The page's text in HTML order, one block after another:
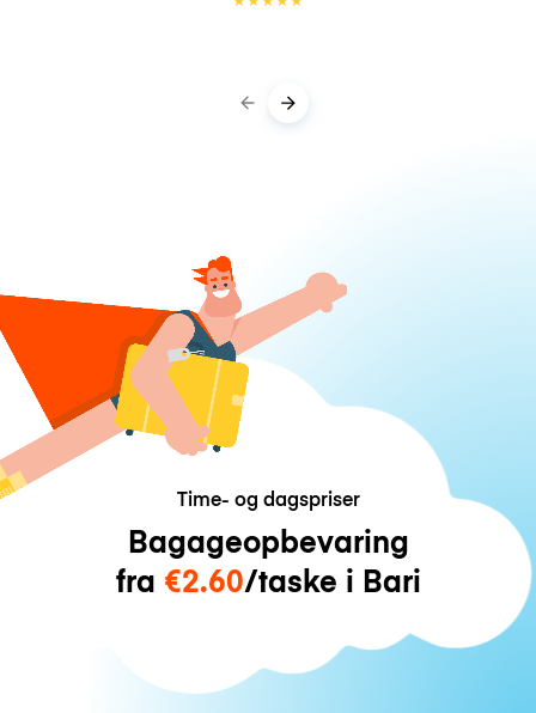
Time- og dagspriser
Bagageopbevaring
fra €2.60/taske i Bari